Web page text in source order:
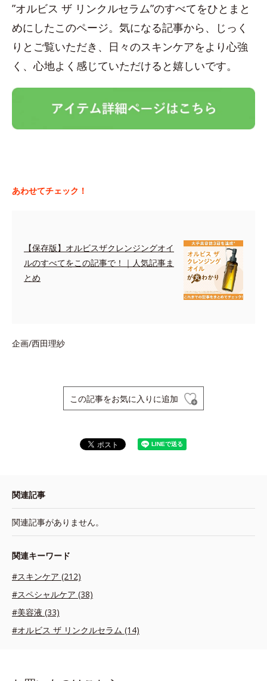
”オルビス ザ リンクルセラム”のすべてをひとまと
めにしたこのページ。気になる記事から、じっく
りとご覧いただき、日々のスキンケアをより心強
く、心地よく感じていただけると嬉しいです。
あわせてチェック！
【保存版】オルビスザクレンジングオイ
ルのすべてをこの記事で！｜人気記事ま
とめ
企画/西田理紗
この記事をお気に入りに追加
関連記事
関連記事がありません。
関連キーワード
#スキンケア (212)
#スペシャルケア (38)
#美容液 (33)
#オルビス ザ リンクルセラム (14)